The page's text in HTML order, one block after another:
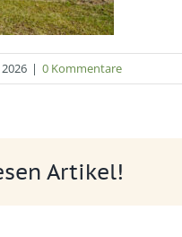
| 0 Kommentare
Artikel!